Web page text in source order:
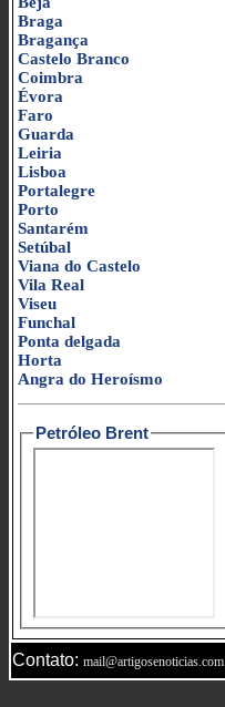
Braga
Bragança
Castelo Branco
Coimbra
Évora
Faro
Guarda
Leiria
Lisboa
Portalegre
Porto
Santarém
Setúbal
Viana do Castelo
Vila Real
Viseu
Funchal
Ponta delgada
Horta
Angra do Heroísmo
Petróleo Brent
Contato: mail@artigosenoticias.com